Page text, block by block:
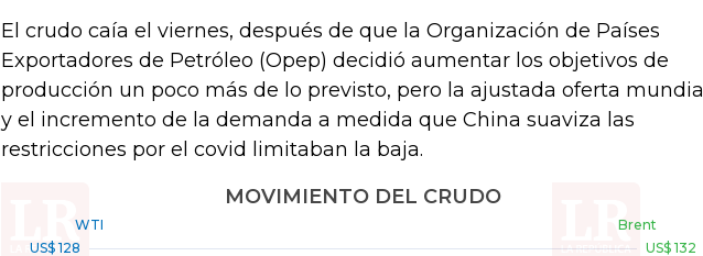
El crudo caía el viernes, después de que la Organización de Países
Exportadores de Petróleo (Opep) decidió aumentar los objetivos de
producción un poco más de lo previsto, pero la ajustada oferta mundial
y el incremento de la demanda a medida que China suaviza las
restricciones por el covid limitaban la baja.